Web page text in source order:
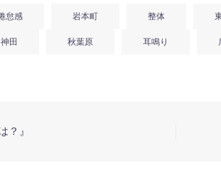
怠感 岩本町 整体
神田 秋葉原 耳鳴り
？』